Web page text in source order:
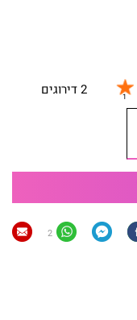
2 דירוגים
2